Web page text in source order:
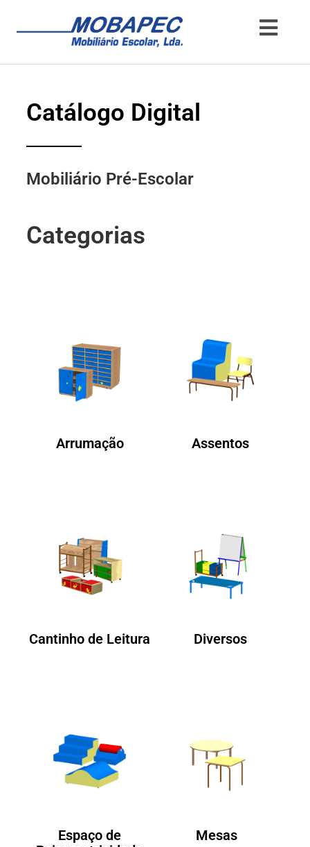
Catálogo Digital
Mobiliário Pré-Escolar
Categorias
Arrumação Assentos
Cantinho de Leitura Diversos
Espaço de
Mesas